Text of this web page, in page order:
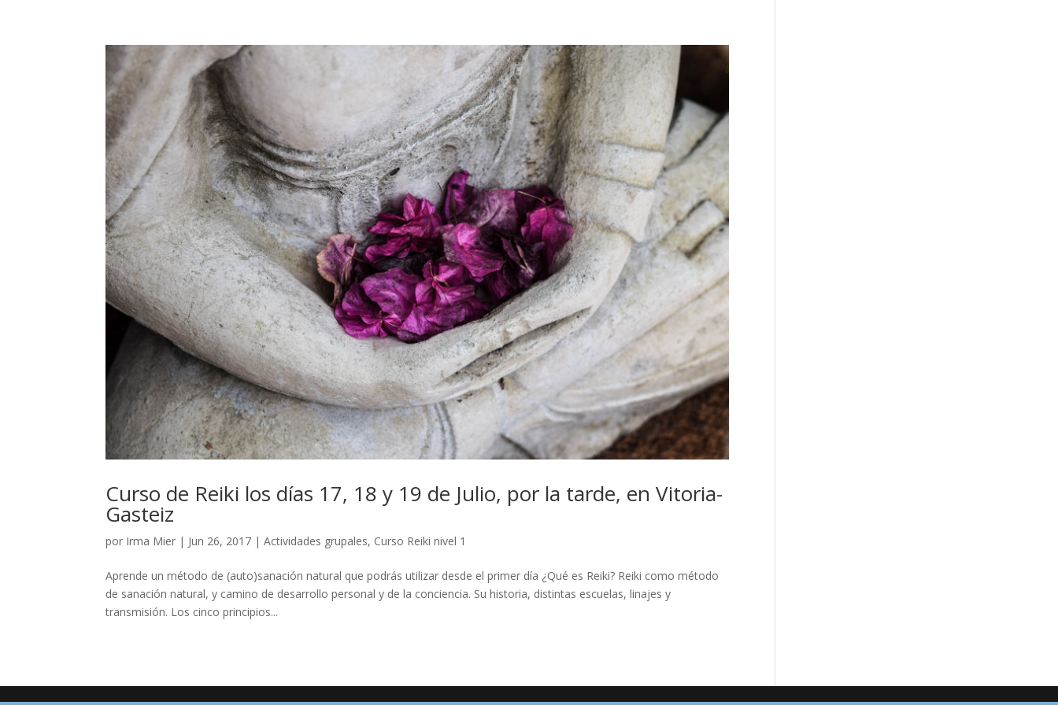
Curso de Reiki los días 17, 18 y 19 de Julio, por la tarde, en Vitoria-
Gasteiz
por Irma Mier | Jun 26, 2017 |Actividades grupales, Curso Reiki nivel 1
Aprende un método de (auto)sanación natural que podrás utilizar desde el primer día ¿Qué es Reiki? Reiki como método
de sanación natural, y camino de desarrollo personal y de la conciencia. Su historia, distintas escuelas, linajes y
transmisión. Los cinco principios...